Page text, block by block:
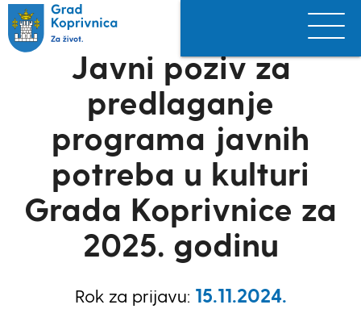
Javni poziv za
predlaganje
programa javnih
potreba u kulturi
Grada Koprivnice za
2025. godinu
Rok za prijavu: 15.11.2024.